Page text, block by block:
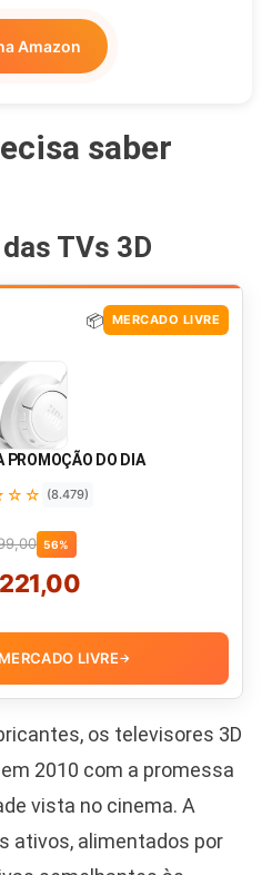
Amazon
saber
TVs 3D
📦 MERCADO LIVRE
PROMOÇÃO DO DIA
(8.479)
56%
LIVRE→
os televisores 3D
2010 com a promessa
vista no cinema. A
ativos, alimentados por